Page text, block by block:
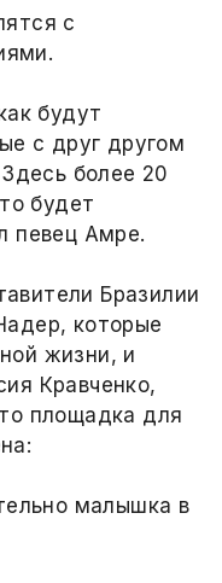
с
будут
с друг другом
более 20
будет
певец Амре.
Бразилии
которые
жизни, и
Кравченко,
площадка для
малышка в